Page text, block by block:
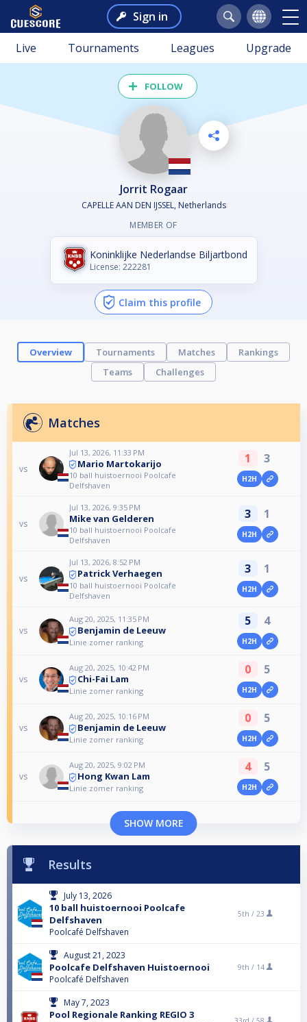
Sign in
Live Tournaments Leagues Upgrade
FOLLOW
Jorrit Rogaar
CAPELLE AAN DEN IJSSEL, Netherlands
MEMBER OF
Koninklijke Nederlandse Biljartbond
License: 222281
Claim this profile
Overview Tournaments Matches
Rankings
Teams
Challenges
Matches
vs
Jul 13, 2026, 11:33 PM
Mario Martokarijo
10 ball huistoernooi Poolcafe
Delfshaven
1 3
H2H
vs
Jul 13, 2026, 9:35 PM
Mike van Gelderen
10 ball huistoernooi Poolcafe
Delfshaven
3 1
H2H
vs
Jul 13, 2026, 8:52 PM
Patrick Verhaegen
10 ball huistoernooi Poolcafe
Delfshaven
3 1
H2H
vs
Aug 20, 2025, 11:35 PM
Benjamin de Leeuw
Linie zomer ranking
5 4
H2H
vs
Aug 20, 2025, 10:42 PM
Chi-Fai Lam
Linie zomer ranking
0 5
H2H
vs
Aug 20, 2025, 10:16 PM
Benjamin de Leeuw
Linie zomer ranking
0 5
H2H
vs
Aug 20, 2025, 9:02 PM
Hong Kwan Lam
Linie zomer ranking
4 5
H2H
SHOW MORE
Results
July 13, 2026
10 ball huistoernooi Poolcafe
Delfshaven
Poolcafé Delfshaven
5th / 23
August 21, 2023
Poolcafe Delfshaven Huistoernooi
Poolcafé Delfshaven
9th / 14
May 7, 2023
Pool Regionale Ranking REGIO 3